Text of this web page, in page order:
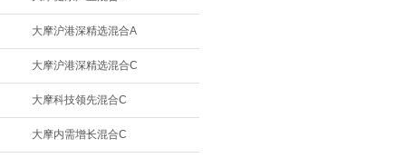
大摩沪港深精选混合A
大摩沪港深精选混合C
大摩科技领先混合C
大摩内需增长混合C